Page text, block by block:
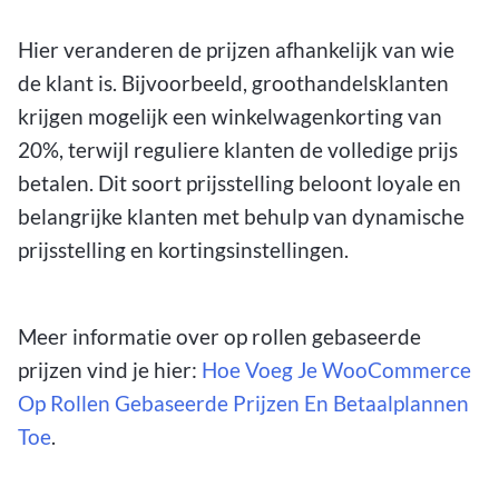
Hier veranderen de prijzen afhankelijk van wie
de klant is. Bijvoorbeeld, groothandelsklanten
krijgen mogelijk een winkelwagenkorting van
20%, terwijl reguliere klanten de volledige prijs
betalen. Dit soort prijsstelling beloont loyale en
belangrijke klanten met behulp van dynamische
prijsstelling en kortingsinstellingen.
Meer informatie over op rollen gebaseerde
prijzen vind je hier: Hoe Voeg Je WooCommerce
Op Rollen Gebaseerde Prijzen En Betaalplannen
Toe.